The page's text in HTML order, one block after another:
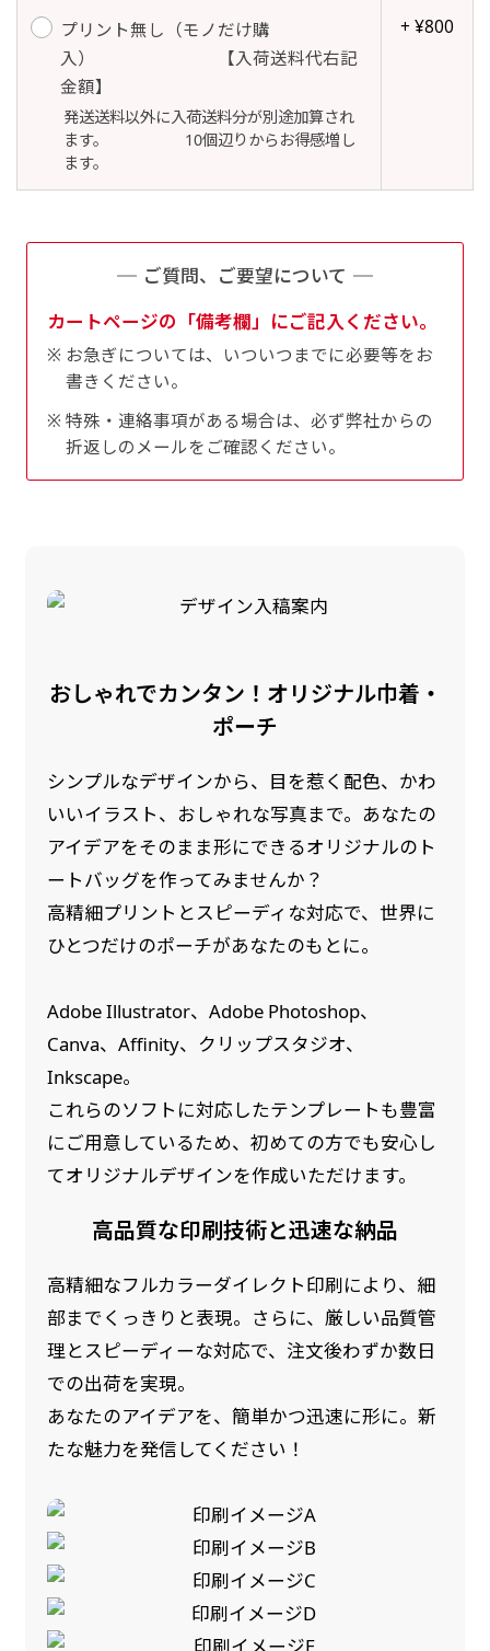
プリント無し（モノだけ購
入） 【入荷送料代右記
金額】
発送送料以外に入荷送料分が別途加算され
ます。 10個辺りからお得感増し
ます。
+ ¥800
ご質問、ご要望について
カートページの「備考欄」にご記入ください。
お急ぎについては、いついつまでに必要等をお
書きください。
特殊・連絡事項がある場合は、必ず弊社からの
折返しのメールをご確認ください。
おしゃれでカンタン！オリジナル巾着・
ポーチ
シンプルなデザインから、目を惹く配色、かわ
いいイラスト、おしゃれな写真まで。あなたの
アイデアをそのまま形にできるオリジナルのト
ートバッグを作ってみませんか？
高精細プリントとスピーディな対応で、世界に
ひとつだけのポーチがあなたのもとに。
Adobe Illustrator、Adobe Photoshop、
Canva、Affinity、クリップスタジオ、
Inkscape。
これらのソフトに対応したテンプレートも豊富
にご用意しているため、初めての方でも安心し
てオリジナルデザインを作成いただけます。
高品質な印刷技術と迅速な納品
高精細なフルカラーダイレクト印刷により、細
部までくっきりと表現。さらに、厳しい品質管
理とスピーディーな対応で、注文後わずか数日
での出荷を実現。
あなたのアイデアを、簡単かつ迅速に形に。新
たな魅力を発信してください！
自由入力(60x180以内)
お好みのサイズで縦幕・横幕の作成が可能です。
長辺が180cm以内、短辺が60cm以内であれば自
由なサイズを指定下さい！
あんな場所こんな場所お好みのサイズでお好みの
幕の製作をお楽しみください
レギュラーのれんは横幕の上部にチチを5か所つ
けて疑似的にのれんのような幕をつくります。お
店の入口付近の装飾に是非！
(180x30)
レギュラーのれんスリムは横幕の上部にチチを5
か所つけて疑似的にのれんのような幕をつくりま
す。
レギュラーのれんとの違いは縦のサイズが異なり
ます。（レギュラーのれん縦50cm／レギュラー
スリムのれん縦30cm）お店の入口付近の装飾に